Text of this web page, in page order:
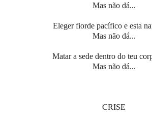
Mas não dá...
Eleger fiorde pacífico e esta
Mas não dá...
Matar a sede dentro do teu
Mas não dá...
CRISE